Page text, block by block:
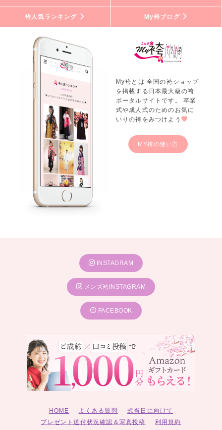
袴人気ランキング My袴ブログ
My袴とは 全国の袴ショップ
を掲載する日本最大級の袴
ポータルサイトです。 卒業
式や成人式のためのお気に
いりの袴をみつけよう
MY袴の使い方
INSTAGRAM
メンズ袴INSTAGRAM
FACEBOOK
HOME よくある質問
式当日に向けて
プレゼント送付状況確認＆写真投稿
利用規約